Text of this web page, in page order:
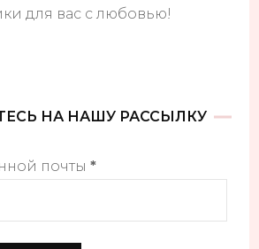
для вас с любовью!
НА НАШУ РАССЫЛКУ
почты*